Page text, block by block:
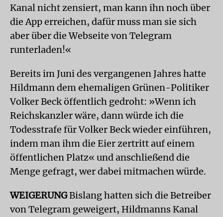
Kanal nicht zensiert, man kann ihn noch über
die App erreichen, dafür muss man sie sich
aber über die Webseite von Telegram
runterladen!«
Bereits im Juni des vergangenen Jahres hatte
Hildmann dem ehemaligen Grünen-Politiker
Volker Beck öffentlich gedroht: »Wenn ich
Reichskanzler wäre, dann würde ich die
Todesstrafe für Volker Beck wieder einführen,
indem man ihm die Eier zertritt auf einem
öffentlichen Platz« und anschließend die
Menge gefragt, wer dabei mitmachen würde.
WEIGERUNGBislang hatten sich die Betreiber
von Telegram geweigert, Hildmanns Kanal